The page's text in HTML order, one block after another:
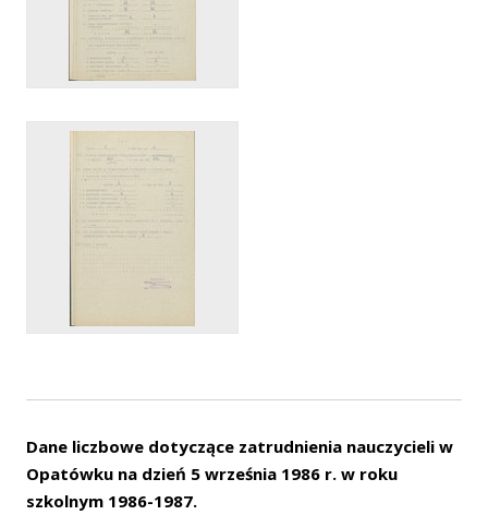
Dane liczbowe dotyczące zatrudnienia nauczycieli w
Opatówku na dzień 5 września 1986 r. w roku
szkolnym 1986-1987.